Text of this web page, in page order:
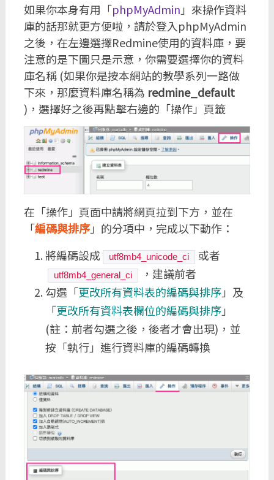
如果你本身有用「phpMyAdmin 」來操作資料
庫的話那就更方便啦，請於登入phpMyAdmin
之後，在左邊選擇Redmine使用的資料庫，要
注意的是下圖只是示意，你需要選擇你的資料
庫名稱 (如果你是按本網站的教學系列一路做
下來，那麼資料庫名稱為 redmine_default
)，選擇好之後再點擊右邊的「操作」頁籤
在「操作」頁面中請將網頁拉到下方，並在
「編碼與排序」的分項中，完成以下動作：
將編碼設成
utf8mb4_unicode_ci 或者
utf8mb4_general_ci
，建議前者
勾選「更改所有資料表的編碼與排序」及
「更改所有資料表欄位的編碼與排序」
(註：前者勾選之後，後者才會出現)，並
按「執行」進行資料庫的編碼轉換